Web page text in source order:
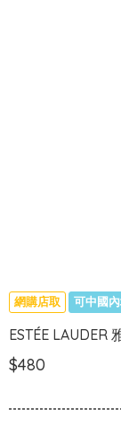
網購店取 可中國
ESTÉE LAUDER
$480